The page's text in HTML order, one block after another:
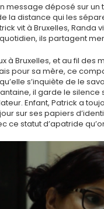
message déposé sur un
la distance qui les
vit à Bruxelles, Randa
ils partagent
à Bruxelles, et au fil des
pour sa mère, ce
s’inquiète de le
il garde le silence
Enfant, Patrick a
sur ses papiers
ce statut d’apatride